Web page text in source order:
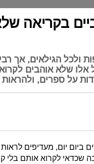
בקריאה
ולכל הגילאים, אך
אלו שלא אוהבים
על ספרים,
ביום יום, מעדיפים
שכדאי לקרוא אותם בלי